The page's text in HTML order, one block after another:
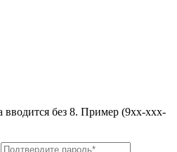
без 8. Пример (9хх-ххх-